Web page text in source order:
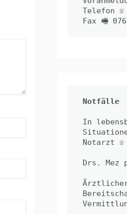
Telefon ☏
Fax 🖷
Notfälle
In
Notarzt ☏
Drs. Mez